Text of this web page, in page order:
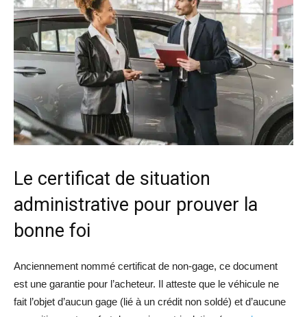
Le certificat de situation
administrative pour prouver la
bonne foi
Anciennement nommé certificat de non-gage, ce document
est une garantie pour l’acheteur. Il atteste que le véhicule ne
fait l’objet d’aucun gage (lié à un crédit non soldé) et d’aucune